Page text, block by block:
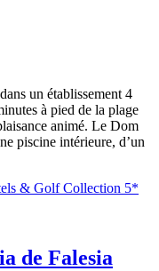
un établissement 4
à pied de la plage
animé. Le Dom
piscine intérieure, d’un
& Golf Collection 5*
de Falesia